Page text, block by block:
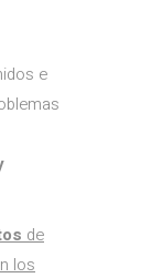
e
de
los